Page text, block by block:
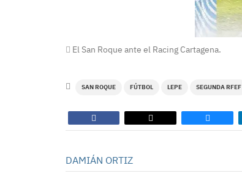
El San Roque ante el Racing Cartagena.
SAN ROQUE FÚTBOL LEPE SEGUNDA RFEF
DAMIÁN ORTIZ